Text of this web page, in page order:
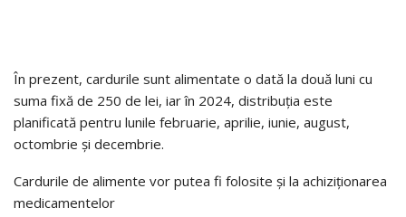
În prezent, cardurile sunt alimentate o dată la două luni cu
suma fixă de 250 de lei, iar în 2024, distribuția este
planificată pentru lunile februarie, aprilie, iunie, august,
octombrie și decembrie.
Cardurile de alimente vor putea fi folosite și la achiziționarea
medicamentelor